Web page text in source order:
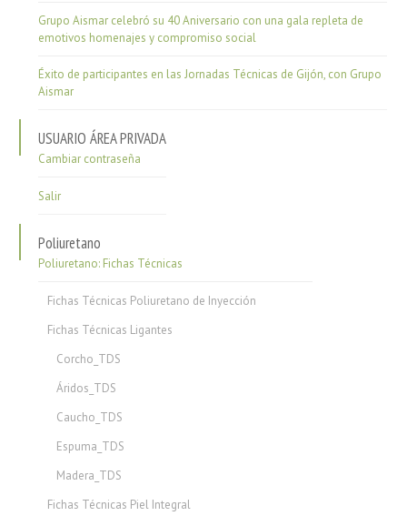
Grupo Aismar celebró su 40 Aniversario con una gala repleta de
emotivos homenajes y compromiso social
Éxito de participantes en las Jornadas Técnicas de Gijón, con Grupo
Aismar
USUARIO ÁREA PRIVADA
Cambiar contraseña
Salir
Poliuretano
Poliuretano: Fichas Técnicas
Fichas Técnicas Poliuretano de Inyección
Fichas Técnicas Ligantes
Corcho_TDS
Áridos_TDS
Caucho_TDS
Espuma_TDS
Madera_TDS
Fichas Técnicas Piel Integral